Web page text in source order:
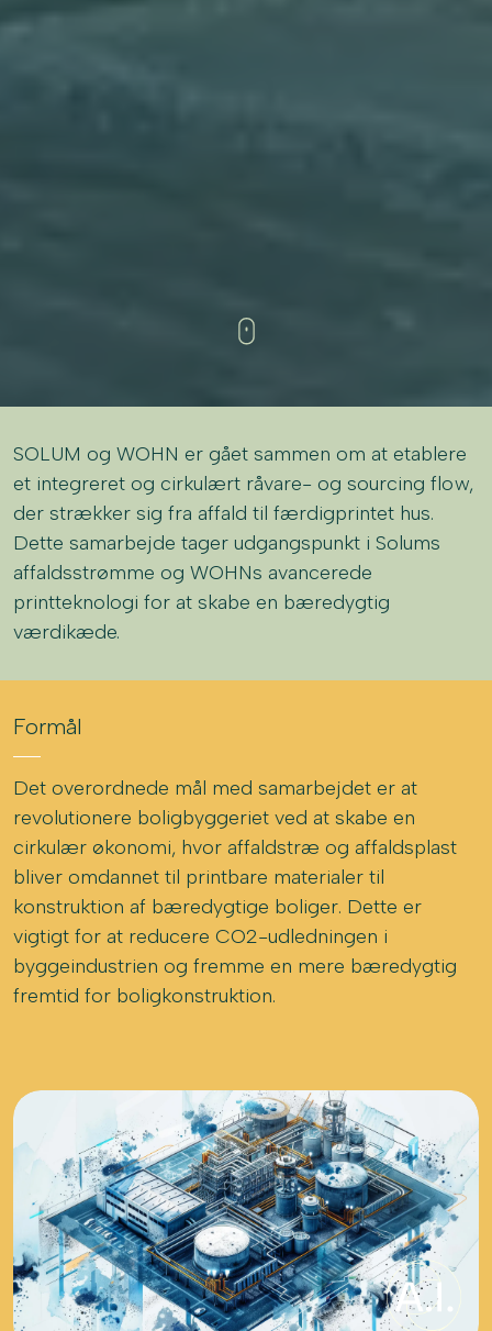
SOLUM og WOHN er gået sammen om at etablere
et integreret og cirkulært råvare- og sourcing flow,
der strækker sig fra affald til færdigprintet hus.
Dette samarbejde tager udgangspunkt i Solums
affaldsstrømme og WOHNs avancerede
printteknologi for at skabe en bæredygtig
værdikæde.
Formål
Det overordnede mål med samarbejdet er at
revolutionere boligbyggeriet ved at skabe en
cirkulær økonomi, hvor affaldstræ og affaldsplast
bliver omdannet til printbare materialer til
konstruktion af bæredygtige boliger. Dette er
vigtigt for at reducere CO2-udledningen i
byggeindustrien og fremme en mere bæredygtig
fremtid for boligkonstruktion.